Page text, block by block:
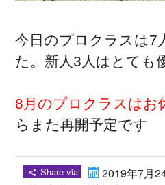
今日のプロクラスは7
た。新人3人はとても
8月のプロクラスはお
らまた再開予定です
Share via
2019年7月